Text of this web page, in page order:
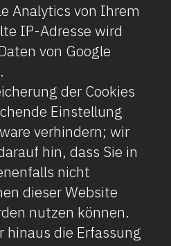
Analytics von Ihrem
IP-Adresse wird
von Google
der Cookies
Einstellung
verhindern; wir
hin, dass Sie in
nicht
dieser Website
nutzen können.
hinaus die Erfassung